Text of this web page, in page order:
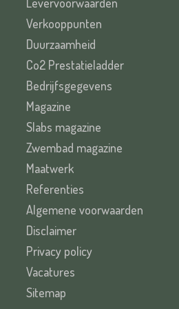
Verkooppunten
Duurzaamheid
Co2 Prestatieladder
Bedrijfsgegevens
Magazine
Slabs magazine
Zwembad magazine
Maatwerk
Referenties
Algemene voorwaarden
Disclaimer
Privacy policy
Vacatures
Sitemap